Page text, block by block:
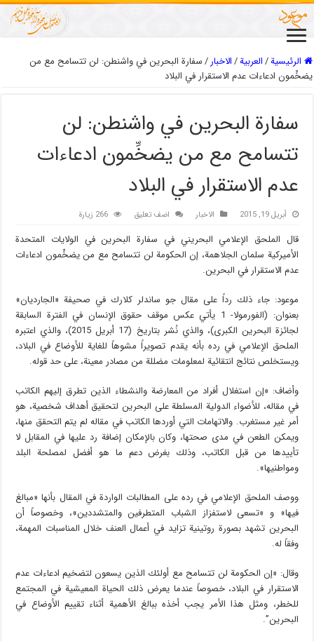
الرئيسية/العربیة/الاخبار/سفارة البحرين في واشنطن: لن تتسامح مع من
يضخِّمون ادعاءات عدم الاستقرار في البلاد
سفارة البحرين في واشنطن: لن
تتسامح مع من يضخِّمون ادعاءات
عدم الاستقرار في البلاد
أبريل 19, 2015 الاخبار اضف تعليق 266 زيارة
قال الملحق الإعلامي البحريني في سفارة البحرين في الولايات المتحدة
الأميركية سلمان الجلاهمة، إن الحكومة لن تتسامح مع من يضخِّمون ادعاءات
عدم الاستقرار في البحرين.
موعود: جاء ذلك رداً على مقال جو ساندلر كلارك في صحيفة «الجارديان»
بعنوان: (الفورمولا- 1 يأتي عكس موقف حقوق الإنسان في الفترة السابقة
لجائزة البحرين الكبرى)، والذي نُشر بتاريخ (17 أبريل 2015)، والذي اعتبره
الملحق الإعلامي في رده بأنه يقدم تصويراً مشوهاً للغاية للأوضاع في البلاد،
ويستخلص نتائج انتقائية لمعلومات مضللة من مصادر معينة، على حد قوله.
وأضاف: «إن استغلال أفراد من المعارضة والنشطاء الذين تطرق إليهم الكاتب
في مقاله، للأضواء الدولية المسلطة على البحرين لتحقيق أهداف شخصية، هو
أمر غير مستغرب. والاتهامات التي أوردها الكاتب في مقاله لم يتم التحقق منها،
ويمكن الطعن في مدى صحتها، وكان بالإمكان إضافة رد عليها في المقابل لا
تأييدها من قبل الكاتب، وذلك بغرض دعم ما هو أفضل لمصلحة البلد
ومواطنيها».
ووصف الملحق الإعلامي في رده على المطالبات الواردة في المقال بأنها «مبالغ
فيها» و «تسعى لاستفزاز الشباب المتطرفين والمتشددين»، وخصوصاً أن
البحرين تشهد بصورة روتينية تزايد في أعمال العنف خلال المناسبات المهمة،
وفقاً له.
وقال: «إن الحكومة لن تتسامح مع أولئك الذين يسعون لتضخيم ادعاءات عدم
الاستقرار في البلاد، خصوصاً عندما يعرض ذلك الحياة المعيشية في المجتمع
للخطر، ومثل هذا الأمر يجب أخذه ببالغ الأهمية أثناء تقييم الأوضاع في
البحرين”.